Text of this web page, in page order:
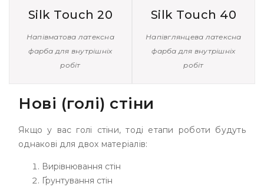
Silk Touch 20
Напівматова латексна
фарба для внутрішніх
робіт
Silk Touch 40
Напівглянцева латексна
фарба для внутрішніх
робіт
Нові (голі) стіни
Якщо у вас голі стіни, тоді етапи роботи будуть
однакові для двох матеріалів:
Вирівнювання стін
Ґрунтування стін